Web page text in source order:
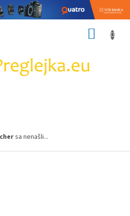
sa nenašli...